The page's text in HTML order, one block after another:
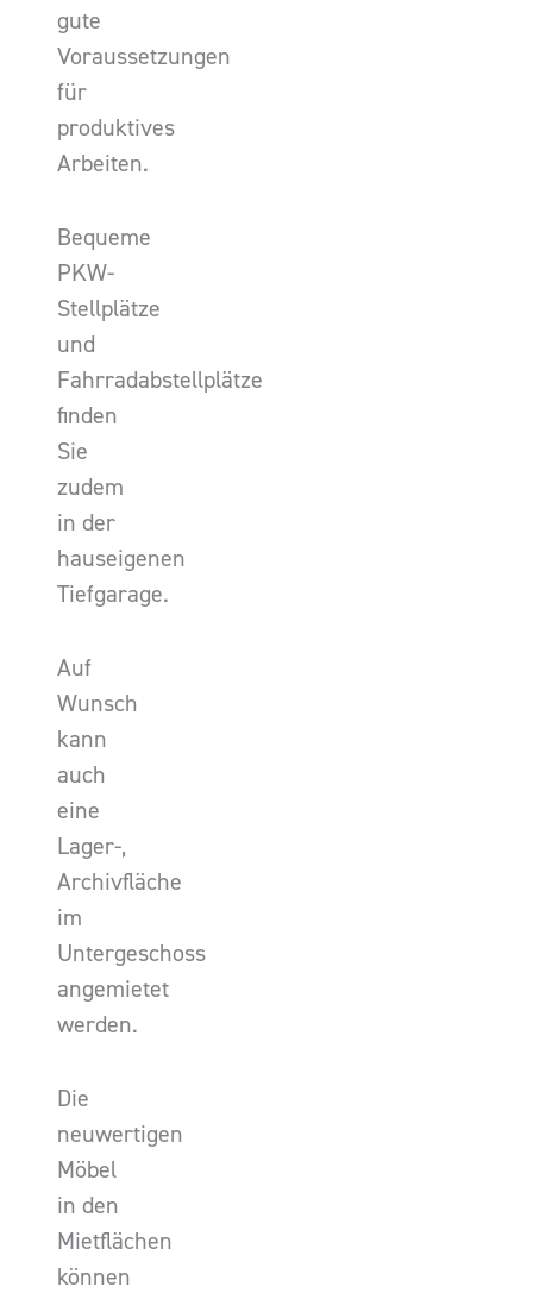
gute
Voraussetzungen
für
produktives
Arbeiten.
Bequeme
PKW-
Stellplätze
und
Fahrradabstellplätze
finden
Sie
zudem
in der
hauseigenen
Tiefgarage.
Auf
Wunsch
kann
auch
eine
Lager-,
Archivfläche
im
Untergeschoss
angemietet
werden.
Die
neuwertigen
Möbel
in den
Mietflächen
können